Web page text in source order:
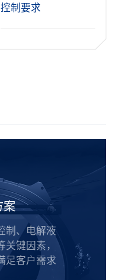
控制要求
案
制、电解液
键因素，
足客户需求